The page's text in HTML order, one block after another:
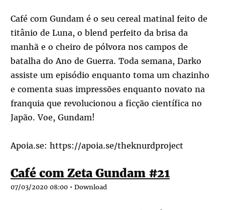
Café com Gundam é o seu cereal matinal feito de
titânio de Luna, o blend perfeito da brisa da
manhã e o cheiro de pólvora nos campos de
batalha do Ano de Guerra. Toda semana, Darko
assiste um episódio enquanto toma um chazinho
e comenta suas impressões enquanto novato na
franquia que revolucionou a ficção científica no
Japão. Voe, Gundam!
Apoia.se: https://apoia.se/theknurdproject
Café com Zeta Gundam #21
07/03/2020 08:00 • Download